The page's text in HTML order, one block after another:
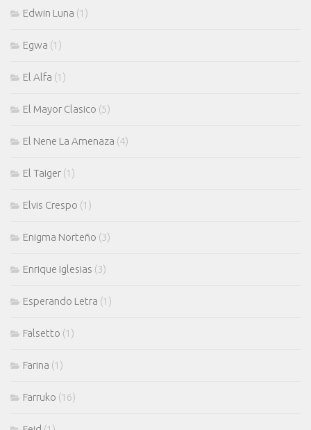
Edwin Luna (1)
Egwa (1)
El Alfa (1)
El Mayor Clasico (5)
El Nene La Amenaza (4)
El Taiger (1)
Elvis Crespo (1)
Enigma Norteño (3)
Enrique Iglesias (3)
Esperando Letra (1)
Falsetto (1)
Farina (1)
Farruko (16)